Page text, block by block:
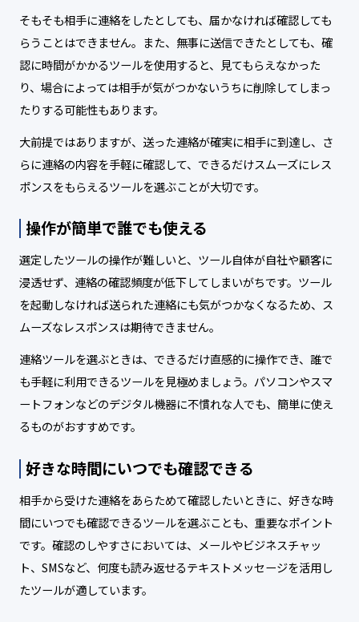
そもそも相手に連絡をしたとしても、届かなければ確認しても
らうことはできません。また、無事に送信できたとしても、確
認に時間がかかるツールを使用すると、見てもらえなかった
り、場合によっては相手が気がつかないうちに削除してしまっ
たりする可能性もあります。
大前提ではありますが、送った連絡が確実に相手に到達し、さ
らに連絡の内容を手軽に確認して、できるだけスムーズにレス
ポンスをもらえるツールを選ぶことが大切です。
操作が簡単で誰でも使える
選定したツールの操作が難しいと、ツール自体が自社や顧客に
浸透せず、連絡の確認頻度が低下してしまいがちです。ツール
を起動しなければ送られた連絡にも気がつかなくなるため、ス
ムーズなレスポンスは期待できません。
連絡ツールを選ぶときは、できるだけ直感的に操作でき、誰で
も手軽に利用できるツールを見極めましょう。パソコンやスマ
ートフォンなどのデジタル機器に不慣れな人でも、簡単に使え
るものがおすすめです。
好きな時間にいつでも確認できる
相手から受けた連絡をあらためて確認したいときに、好きな時
間にいつでも確認できるツールを選ぶことも、重要なポイント
です。確認のしやすさにおいては、メールやビジネスチャッ
ト、SMSなど、何度も読み返せるテキストメッセージを活用し
たツールが適しています。